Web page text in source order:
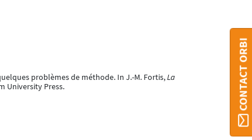
problèmes de méthode. In J.-M. Fortis,La
University Press.
CONTACT ORBI